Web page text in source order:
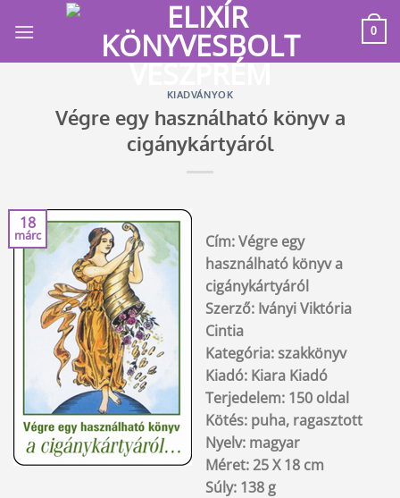
0
KIADVÁNYOK
Végre egy használható könyv a
cigánykártyáról
18
márc
Cím: Végre egy
használható könyv a
cigánykártyáról
Szerző: Iványi Viktória
Cintia
Kategória: szakkönyv
Kiadó: Kiara Kiadó
Terjedelem: 150 oldal
Kötés: puha, ragasztott
Nyelv: magyar
Méret: 25 X 18 cm
Súly: 138 g